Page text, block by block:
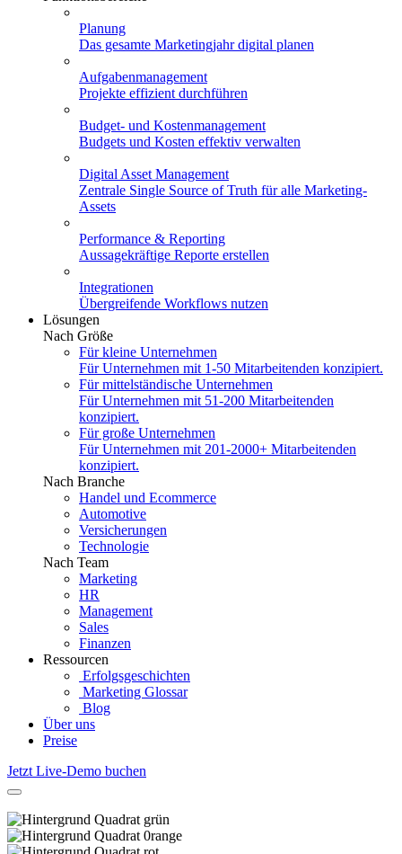
Planung
Das gesamte Marketingjahr digital planen
Aufgabenmanagement
Projekte effizient durchführen
Budget- und Kostenmanagement
Budgets und Kosten effektiv verwalten
Digital Asset Management
Zentrale Single Source of Truth für alle Marketing-
Assets
Performance & Reporting
Aussagekräftige Reporte erstellen
Integrationen
Übergreifende Workflows nutzen
Lösungen
Nach Größe
Für kleine Unternehmen
Für Unternehmen mit 1-50 Mitarbeitenden konzipiert.
Für mittelständische Unternehmen
Für Unternehmen mit 51-200 Mitarbeitenden
konzipiert.
Für große Unternehmen
Für Unternehmen mit 201-2000+ Mitarbeitenden
konzipiert.
Nach Branche
Handel und Ecommerce
Automotive
Versicherungen
Technologie
Nach Team
Marketing
HR
Management
Sales
Finanzen
Ressourcen
Erfolgsgeschichten
Marketing Glossar
Blog
Über uns
Preise
Jetzt Live-Demo buchen